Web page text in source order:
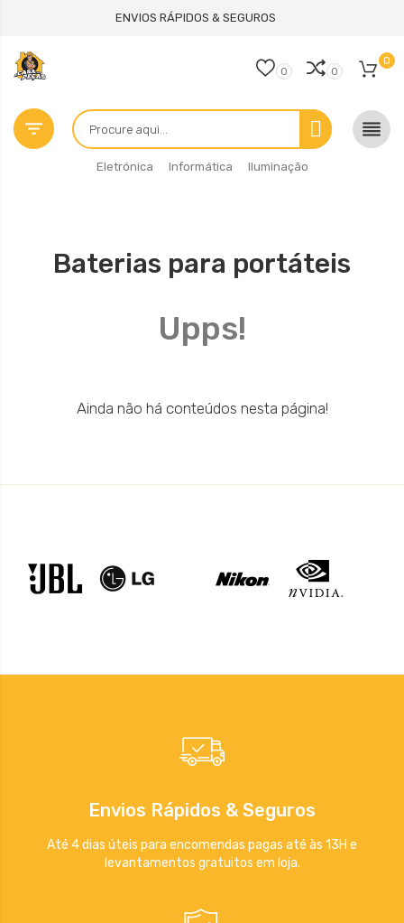
ENVIOS RÁPIDOS & SEGUROS
Eletrónica Informática Iluminação
0 0
0
 
Baterias para portáteis
Upps!
Ainda não há conteúdos nesta página!
Envios Rápidos & Seguros
Até 4 dias úteis para encomendas pagas até às 13H e
levantamentos gratuitos em loja.